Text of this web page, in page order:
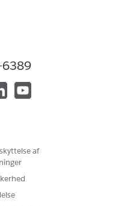
BRUGERTILLADELSER
i
Aktivkontaktdeltagere
finde listen over alle
til en kontakt på fanen
6389
af